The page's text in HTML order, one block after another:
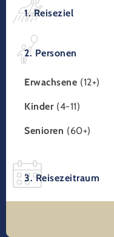
1. Reiseziel
2. Personen
Erwachsene (12+)
Kinder (4-11)
Senioren (60+)
3. Reisezeitraum